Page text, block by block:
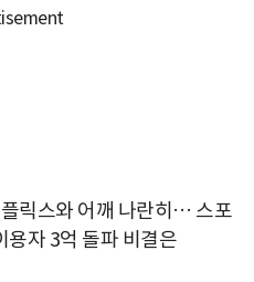
릭스와 어깨 나란히… 스포
용자 3억 돌파 비결은